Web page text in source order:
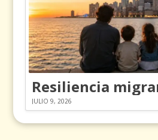
JULIO 9, 2026